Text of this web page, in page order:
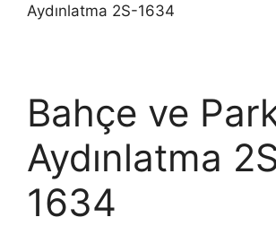
Aydınlatma 2S-1634
Bahçe ve
Aydınlatma
1634